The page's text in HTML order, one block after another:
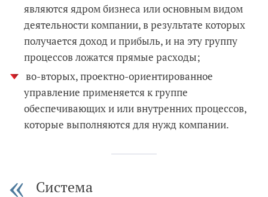
являются ядром бизнеса или основным видом
деятельности компании, в результате которых
получается доход и прибыль, и на эту группу
процессов ложатся прямые расходы;
во-вторых, проектно-ориентированное
управление применяется к группе
обеспечивающих и или внутренних процессов,
которые выполняются для нужд компании.
Система